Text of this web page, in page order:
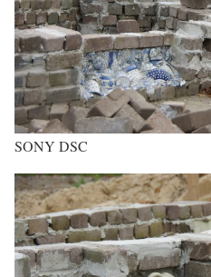
SONY DSC